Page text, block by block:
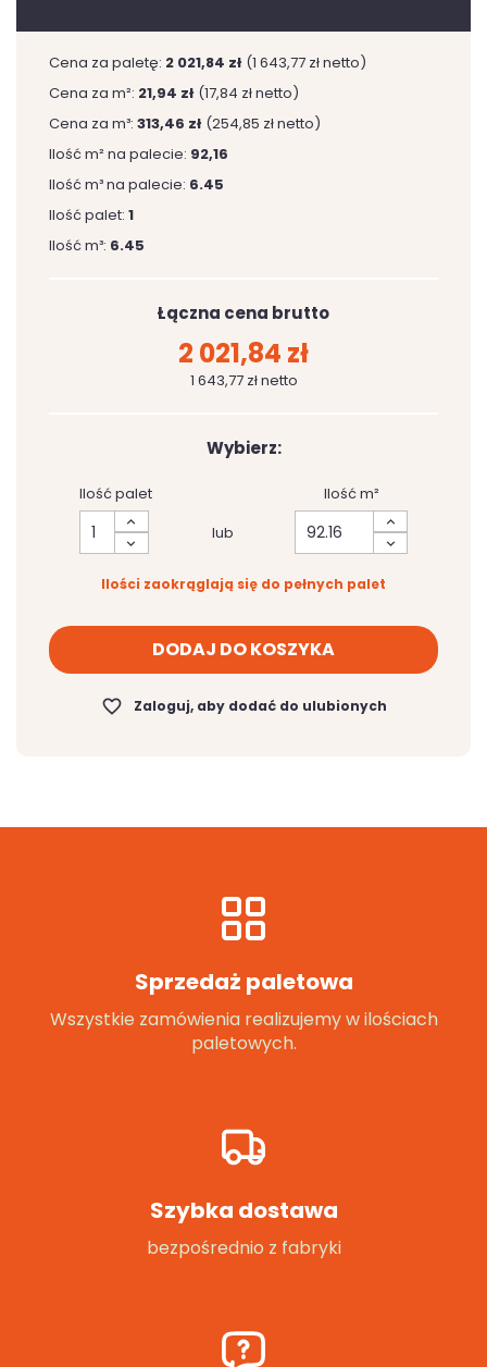
Cena za paletę: 2 021,84 zł (1 643,77 zł netto)
Cena za m²: 21,94 zł (17,84 zł netto)
Cena za m³: 313,46 zł (254,85 zł netto)
Ilość m² na palecie: 92,16
Ilość m³ na palecie: 6.45
Ilość palet: 1
Ilość m³: 6.45
Łączna cena brutto
2 021,84 zł
1 643,77 zł netto
Wybierz:
Ilość palet
lub
Ilość m²
Ilości zaokrąglają się do pełnych palet
DODAJ DO KOSZYKA
favorite_border Zaloguj, aby dodać do ulubionych
Sprzedaż paletowa
Wszystkie zamówienia realizujemy w ilościach
paletowych.
Szybka dostawa
bezpośrednio z fabryki